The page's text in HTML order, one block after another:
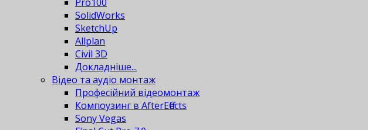
Pro100
SolidWorks
SketchUp
Allplan
Civil 3D
Докладніше...
Відео та аудіо монтаж
Професійний відеомонтаж
Компоузинг в AfterEffects
Sony Vegas